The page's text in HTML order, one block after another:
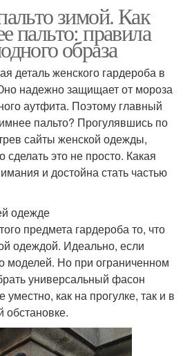
зимой. Как
пальто: правила
образа
деталь женского гардероба в
надежно защищает от мороза
аутфита. Поэтому главный
пальто? Прогулявшись по
сайты женской одежды,
сделать это не просто. Какая
и достойна стать частью
одежде
предмета гардероба то, что
одеждой. Идеально, если
моделей. Но при ограниченном
универсальный фасон
уместно, как на прогулке, так и в
обстановке.